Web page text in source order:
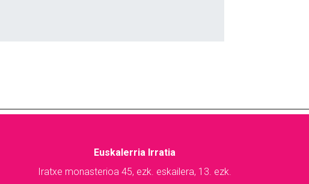
Euskalerria Irratia
Iratxe monasterioa 45, ezk. eskailera, 13. ezk.